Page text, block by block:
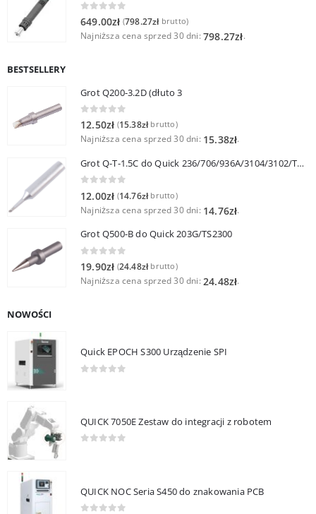
649.00zł (798.27złbrutto)
Najniższa cena sprzed 30 dni: 798.27zł.
BESTSELLERY
Grot Q200-3.2D (dłuto 3
0out of 5
12.50zł (15.38złbrutto)
Najniższa cena sprzed 30 dni: 15.38zł.
Grot Q-T-1.5C do Quick 236/706/936A/3104/3102/TS1100
12.00zł (14.76złbrutto)
Najniższa cena sprzed 30 dni: 14.76zł.
Grot Q500-B do Quick 203G/TS2300
0out of 5
19.90zł (24.48złbrutto)
Najniższa cena sprzed 30 dni: 24.48zł.
NOWOŚCI
Quick EPOCH S300 Urządzenie SPI
QUICK 7050E Zestaw do integracji z robotem
QUICK NOC Seria S450 do znakowania PCB